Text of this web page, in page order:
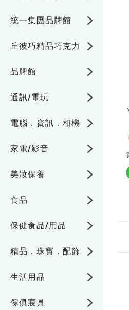
統一集團品牌館
丘彼巧精品巧克力
品牌館
通訊/電玩
電腦．資訊．相機
家電/影音
美妝保養
食品
保健食品/用品
精品．珠寶．配飾
生活用品
傢俱寢具